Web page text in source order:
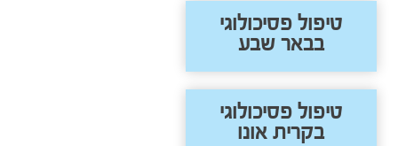
טיפול פסיכולוגי
בבאר שבע
טיפול פסיכולוגי
בקרית אונו